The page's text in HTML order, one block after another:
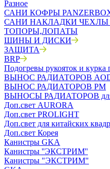
Разное
САНИ КОФРЫ
САНИ НАКЛАДКИ ЧЕХЛЫ
ТОПОРЫ,ЛОПАТЫ
ШИНЫ И ДИСКИ
ЗАЩИТА
BRP
Подогревы рукояток и курка
ВЫНОС РАДИАТОРОВ
ВЫНОС РАДИАТОРОВ РМ
ВЫНОСЫ РАДИАТОРОВ для
Доп.свет AURORA
Доп.свет PROLIGHT
Доп.свет для китайских
Доп.свет Корея
Канистры GKA
Канистры ''ЭКСТРИМ''
Канистры "ЭКСТРИМ"